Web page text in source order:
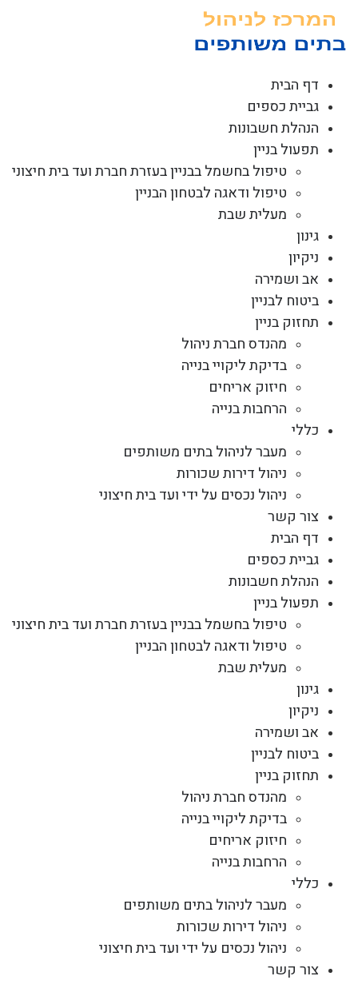
דף הבית
גביית כספים
הנהלת חשבונות
תפעול בניין
טיפול בחשמל בבניין בעזרת חברת ועד בית חיצוני
טיפול ודאגה לבטחון הבניין
מעלית שבת
גינון
ניקיון
אב ושמירה
ביטוח לבניין
תחזוק בניין
מהנדס חברת ניהול
בדיקת ליקויי בנייה
חיזוק אריחים
הרחבות בנייה
כללי
מעבר לניהול בתים משותפים
ניהול דירות שכורות
ניהול נכסים על ידי ועד בית חיצוני
צור קשר
דף הבית
גביית כספים
הנהלת חשבונות
תפעול בניין
טיפול בחשמל בבניין בעזרת חברת ועד בית חיצוני
טיפול ודאגה לבטחון הבניין
מעלית שבת
גינון
ניקיון
אב ושמירה
ביטוח לבניין
תחזוק בניין
מהנדס חברת ניהול
בדיקת ליקויי בנייה
חיזוק אריחים
הרחבות בנייה
כללי
מעבר לניהול בתים משותפים
ניהול דירות שכורות
ניהול נכסים על ידי ועד בית חיצוני
צור קשר